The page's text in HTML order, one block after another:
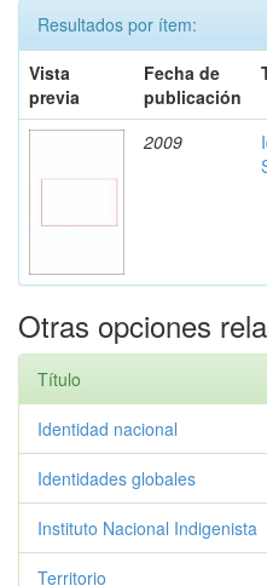
Resultados por ítem:
Vista
previa
Fecha de
publicación
2009
Otras opciones
Título
Identidad nacional
Identidades globales
Instituto Nacional Indigenista
Territorio